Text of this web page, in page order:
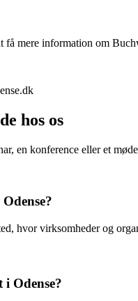
få mere information om
hos os
en konference eller et
hvor virksomheder og
Odense?